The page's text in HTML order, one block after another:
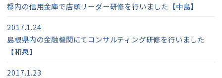
都内の信用金庫で店頭リーダー研修を行いました【中島】
島根県内の金融機関にてコンサルティング研修を行いました
【和泉】
2017.1.24
2017.1.23